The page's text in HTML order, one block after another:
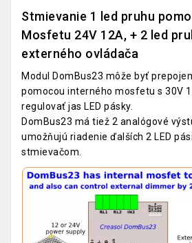
Stmievanie 1 led pruhu
Mosfetu 24V 12A, + 2 led
externého ovládača
Modul DomBus23 môže byť
pomocou interného mosfetu s 30V
regulovať jas LED pásky.
DomBus23 má tiež 2 analógové
umožňujú riadenie ďalších 2 LED
stmievačom.